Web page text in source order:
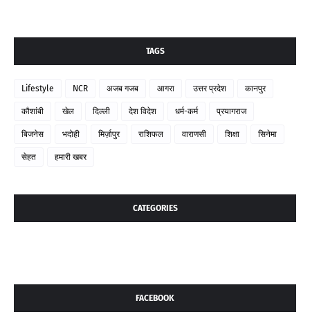
TAGS
Lifestyle NCR अजब गजब आगरा उत्तर प्रदेश कानपुर
कौशांबी खेल दिल्ली देश विदेश धर्म-कर्म प्रयागराज
बिजनेस भदोही मिर्ज़ापुर राशिफल वाराणसी शिक्षा सिनेमा
सेहत हमारी खबर
CATEGORIES
FACEBOOK